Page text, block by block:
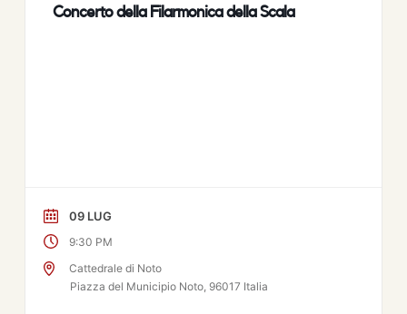
Concerto della Filarmonica della Scala
09 LUG
9:30 PM
Cattedrale di Noto
Piazza del Municipio Noto, 96017 Italia